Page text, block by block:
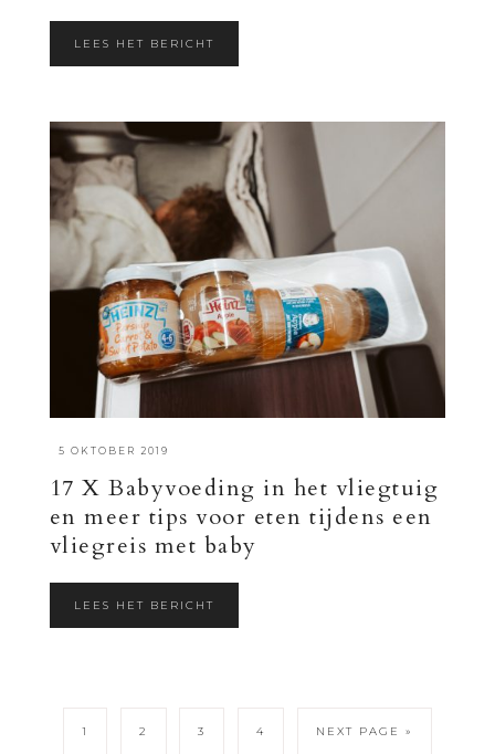
LEES HET BERICHT
5 OKTOBER 2019
17 X Babyvoeding in het vliegtuig
en meer tips voor eten tijdens een
vliegreis met baby
LEES HET BERICHT
1 2 3 4 NEXT PAGE »